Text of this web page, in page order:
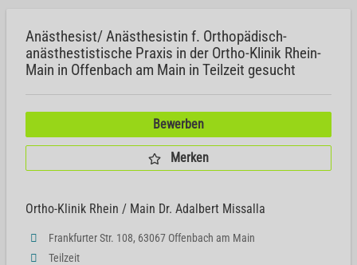
Anästhesist/ Anästhesistin f. Orthopädisch-
anästhestistische Praxis in der Ortho-Klinik Rhein-
Main in Offenbach am Main in Teilzeit gesucht
Bewerben
Merken
Ortho-Klinik Rhein / Main Dr. Adalbert Missalla
Frankfurter Str. 108, 63067 Offenbach am Main
Teilzeit